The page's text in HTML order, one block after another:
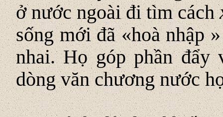
ở nước ngoài đi tìm cách
sống mới đã «hoà nhập
nhai. Họ góp phần đẩy
dòng văn chương nước